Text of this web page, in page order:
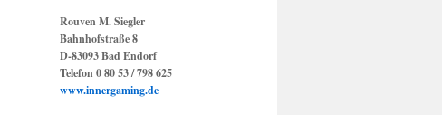
Rouven M. Siegler
Bahnhofstraße 8
D-83093 Bad Endorf
Telefon 0 80 53 / 798 625
www.innergaming.de